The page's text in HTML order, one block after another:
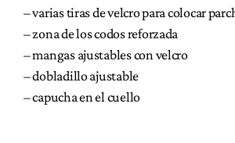
– varias tiras de velcro para colocar
– zona de los codos reforzada
– mangas ajustables con velcro
– dobladillo ajustable
– capucha en el cuello